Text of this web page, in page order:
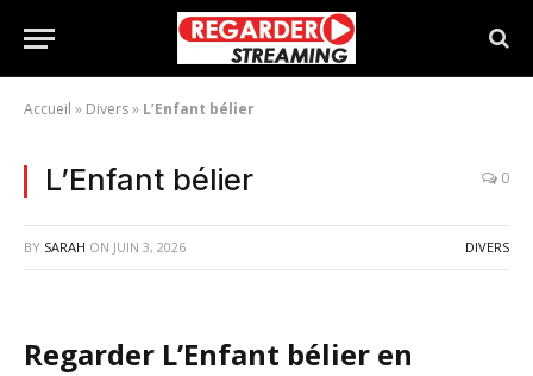
Accueil » Divers» L’Enfant bélier
L’Enfant bélier 0
BY SARAH ON JUIN 3, 2026 DIVERS
Regarder L’Enfant bélier en